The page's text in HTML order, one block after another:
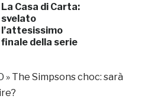
La Casa di Carta:
svelato
l’attesissimo
finale della serie
» The Simpsons choc: sarà